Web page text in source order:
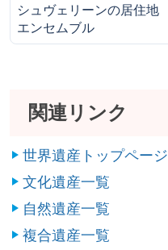
シュヴェリーンの居住地
エンセムブル
関連リンク
世界遺産トップページ
文化遺産一覧
自然遺産一覧
複合遺産一覧